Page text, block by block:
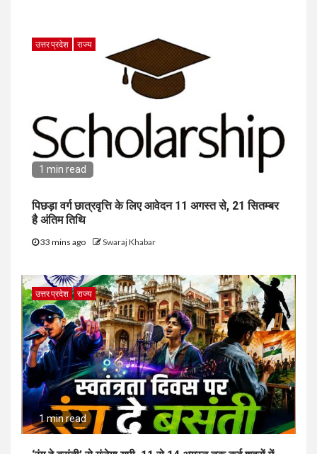
उत्तर प्रदेश राज्य
1 min read
पिछड़ा वर्ग छात्रवृत्ति के लिए आवेदन 11 अगस्त से, 21 सितम्बर
है अंतिम तिथि
33 mins ago Swaraj Khabar
उत्तर प्रदेश राज्य
1 min read